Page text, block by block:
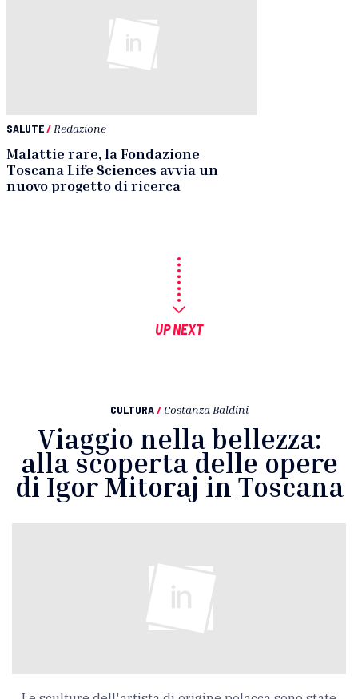
SALUTE/ Redazione
Malattie rare, la Fondazione
Toscana Life Sciences avvia un
nuovo progetto di ricerca
UP NEXT
CULTURA / Costanza Baldini
Viaggio nella bellezza:
alla scoperta delle opere
di Igor Mitoraj in Toscana